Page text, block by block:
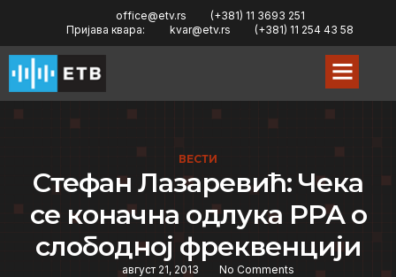
office@etv.rs
(+381) 11 3693 251
Пријава квара:
kvar@etv.rs (+381) 11 254 43 58
ВЕСТИ
Стефан Лазаревић: Чека
се коначна одлука РРА о
слободној фреквенцији
август 21, 2013 No Comments